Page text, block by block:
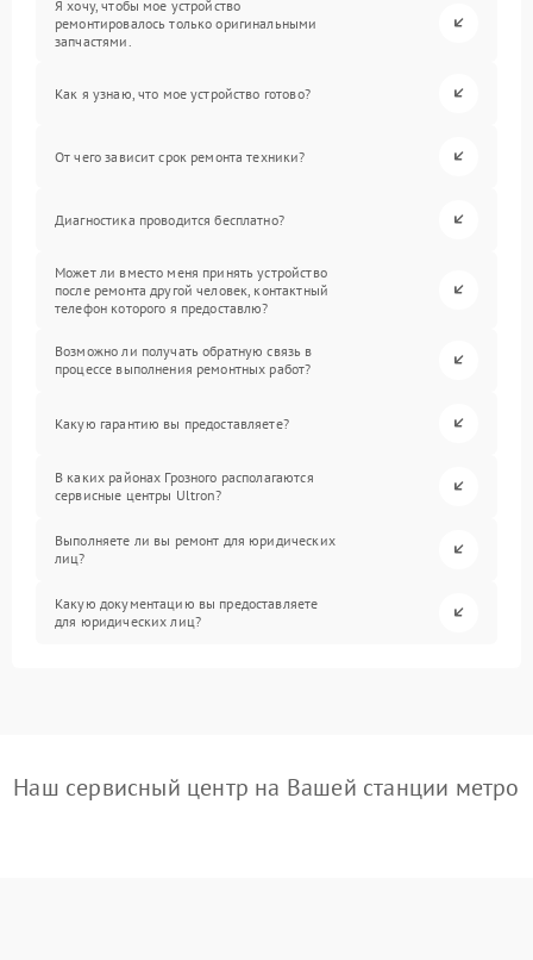
Я хочу, чтобы мое устройство
ремонтировалось только оригинальными
запчастями.
Как я узнаю, что мое устройство готово?
От чего зависит срок ремонта техники?
Диагностика проводится бесплатно?
Может ли вместо меня принять устройство
после ремонта другой человек, контактный
телефон которого я предоставлю?
Возможно ли получать обратную связь в
процессе выполнения ремонтных работ?
Какую гарантию вы предоставляете?
В каких районах Грозного располагаются
сервисные центры Ultron?
Выполняете ли вы ремонт для юридических
лиц?
Какую документацию вы предоставляете
для юридических лиц?
Наш сервисный центр на Вашей станции метро